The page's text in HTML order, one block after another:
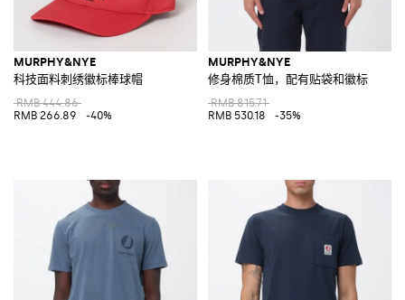
MURPHY&NYE
科技面料刺绣徽标棒球帽
RMB 444.86
RMB 266.89
-40%
MURPHY&NYE
修身棉质T恤，配有贴袋和徽标
RMB 815.71
RMB 530.18
-35%